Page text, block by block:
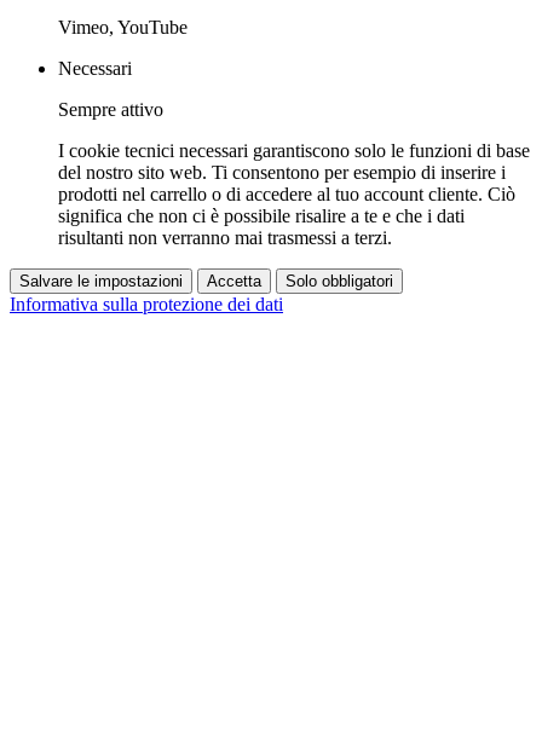
Vimeo, YouTube
Necessari
Sempre attivo
I cookie tecnici necessari garantiscono solo le funzioni di base
del nostro sito web. Ti consentono per esempio di inserire i
prodotti nel carrello o di accedere al tuo account cliente. Ciò
significa che non ci è possibile risalire a te e che i dati
risultanti non verranno mai trasmessi a terzi.
Salvare le impostazioni Accetta Solo obbligatori
Informativa sulla protezione dei dati